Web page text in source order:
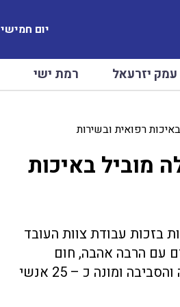
יום חמישי 06.08.26
עמק יזרעאל רמת ישי
רפואית ובשירות
מוביל באיכות
בזכות עבודת צוות העובד
עם הרבה אהבה, חום
ואיכות רפואית גבוהה. מרכז בריאות הילד מעניק שירות לכ- 13,000 ילדי עפולה והסביבה ומונה כ – 25 אנשי